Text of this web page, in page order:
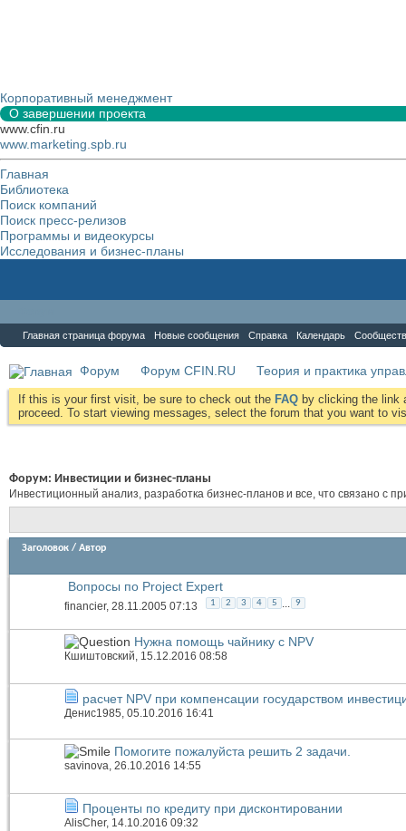
Корпоративный менеджмент
О завершении проекта
www.cfin.ru
www.marketing.spb.ru
Главная
Библиотека
Поиск компаний
Поиск пресс-релизов
Программы и видеокурсы
Исследования и бизнес-планы
Главная страница форума Новые сообщения Справка Календарь
Форум Форум CFIN.RU Теория и практика
If this is your first visit, be sure to check out the FAQ by clicking the link
proceed. To start viewing messages, select the forum that you want to
Форум: Инвестиции и бизнес-планы
Инвестиционный анализ, разработка бизнес-планов и все, что связано с
Заголовок / Автор
Вопросы по Project Expert
financier, 28.11.2005 07:13 1 2 3 4 5 ... 9
Нужна помощь чайнику с NPV
Кшиштовский, 15.12.2016 08:58
расчет NPV при компенсации государством
Денис1985, 05.10.2016 16:41
Помогите пожалуйста решить 2 задачи.
savinova , 26.10.2016 14:55
Проценты по кредиту при дисконтировании
AlisCher, 14.10.2016 09:32